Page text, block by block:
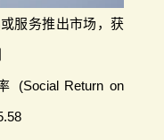
服务推出市场，获
(Social Return on